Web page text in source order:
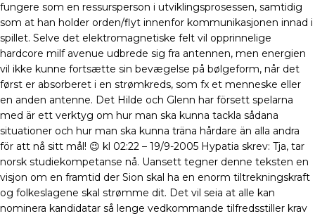
fungere som en ressursperson i utviklingsprosessen, samtidig
som at han holder orden/flyt innenfor kommunikasjonen innad i
spillet. Selve det elektromagnetiske felt vil opprinnelige
hardcore milf avenue udbrede sig fra antennen, men energien
vil ikke kunne fortsætte sin bevægelse på bølgeform, når det
først er absorberet i en strømkreds, som fx et menneske eller
en anden antenne. Det Hilde och Glenn har försett spelarna
med är ett verktyg om hur man ska kunna tackla sådana
situationer och hur man ska kunna träna hårdare än alla andra
för att nå sitt mål! 😉 kl 02:22 – 19/9-2005 Hypatia skrev: Tja, tar
norsk studiekompetanse nå. Uansett tegner denne teksten en
visjon om en framtid der Sion skal ha en enorm tiltrekningskraft
og folkeslagene skal strømme dit. Det vil seia at alle kan
nominera kandidatar så lenge vedkommande tilfredsstiller krav